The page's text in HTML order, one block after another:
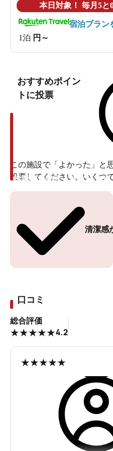
本日対象！ 毎月5と
1泊 円～
宿泊プラン
おすすめポイン
トに投票
この施設で「よかった」と
投票してください。いくつ
清潔感
投票ありがとうございます
口コミ
総合評価
★★★★★4.2
★★★★★